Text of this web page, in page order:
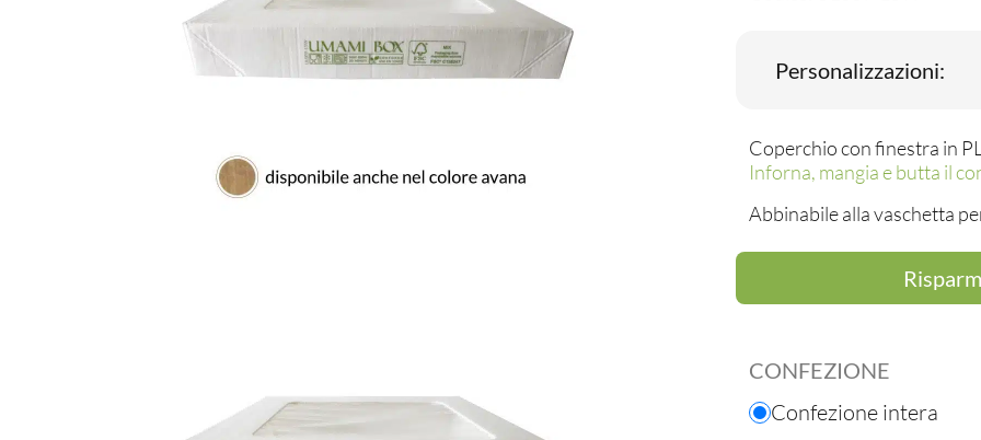
Personalizzazioni:
Coperchio con finestra in
Inforna, mangia e butta il
Abbinabile alla vaschetta
CONFEZIONE
Confezione intera